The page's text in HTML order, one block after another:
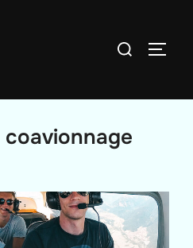
Rechercher :
coavionnage